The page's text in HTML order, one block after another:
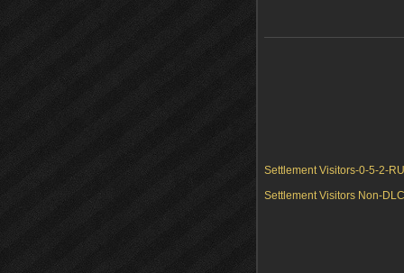
Settlement Visitors-0-5-2-
Settlement Visitors Non-